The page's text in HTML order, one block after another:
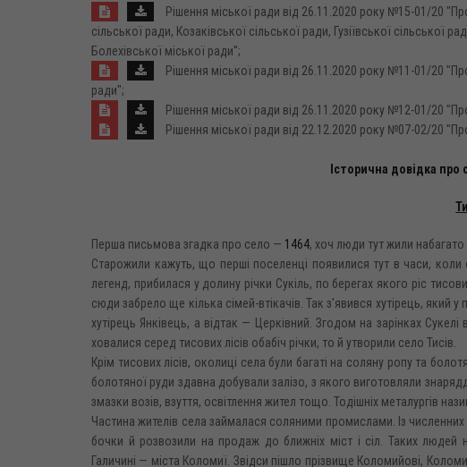
Рішення міської ради від 26.11.2020 року №15-01/20
сільської ради, Козаківської сільської ради, Гузіївської
Болехівської міської ради";
Рішення міської ради від 26.11.2020 року №11-01/20
ради";
Рішення міської ради від 26.11.2020 року №12-01/20
Рішення міської ради від 22.12.2020 року №07-02/20
Історична довідка про
Перша письмова згадка про село — 1464, хоч люди тут жили набагато
Старожили кажуть, що перші поселенці появилися тут в часи,
легенд, прибилася у долину річки Сукіль, по берегах якого ріс
сюди забрело ще кілька сімей-втікачів. Так з'явився хутірець,
хутірець Янківець, а відтак — Церківний. Згодом на зарінках
ховалися серед тисових лісів обабіч річки, то й утворили село Тисів.
Крім тисових лісів, околиці села були багаті на соляну ропу та
болотяної руди здавна добували залізо, з якого виготовляли
змазки возів, взуття, освітлення жител тощо. Тодішніх металургів
Частина жителів села займалася соляними промислами. Із
бочки й розвозили на продаж до ближніх міст і сіл. Таких
Галичині — міста Коломиї. Звідси пішло прізвище Коломийові,